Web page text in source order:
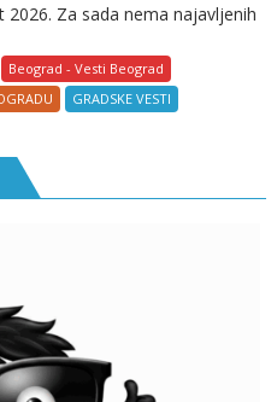
Za sada nema najavljenih
Beograd - Vesti Beograd
GRADSKE VESTI